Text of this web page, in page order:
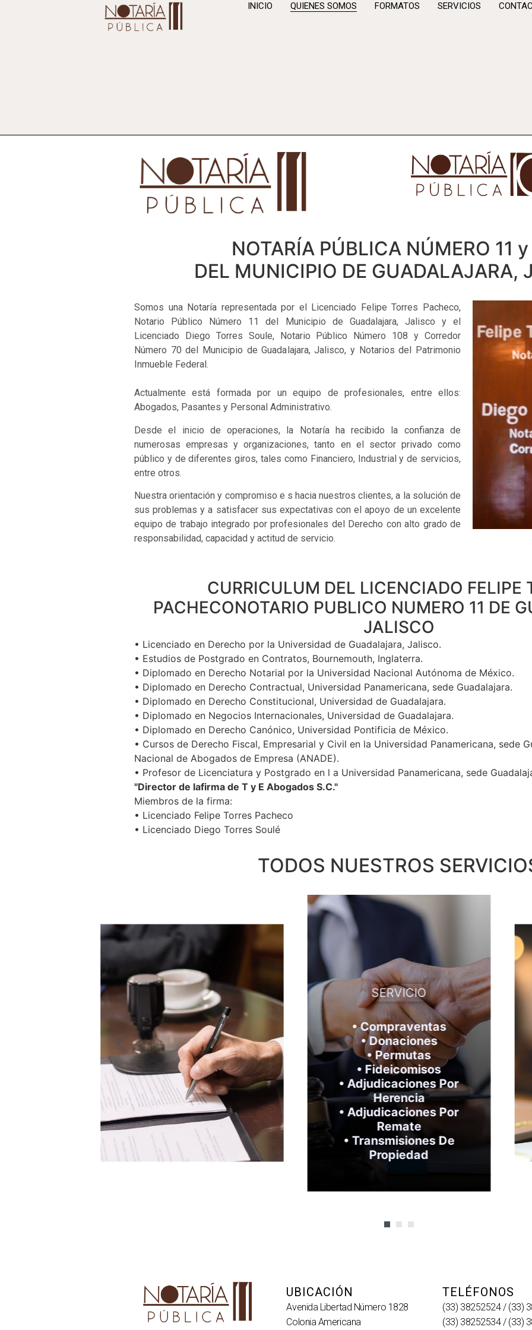
INICIO QUIENES SOMOS FORMATOS SERVICIOS
NOTARÍA PÚBLICA NÚMERO 11
DEL MUNICIPIO DE GUADALAJARA,
Somos una Notaría representada por el Licenciado Felipe Torres Pacheco,
Notario Público Número 11 del Municipio de Guadalajara, Jalisco y el
Licenciado Diego Torres Soule, Notario Público Número 108 y Corredor
Número 70 del Municipio de Guadalajara, Jalisco, y Notarios del Patrimonio
Inmueble Federal.
Actualmente está formada por un equipo de profesionales, entre ellos:
Abogados, Pasantes y Personal Administrativo.
Desde el inicio de operaciones, la Notaría ha recibido la confianza de
numerosas empresas y organizaciones, tanto en el sector privado como
público y de diferentes giros, tales como Financiero, Industrial y de servicios,
entre otros.
Nuestra orientación y compromiso e s hacia nuestros clientes, a la solución de
sus problemas y a satisfacer sus expectativas con el apoyo de un excelente
equipo de trabajo integrado por profesionales del Derecho con alto grado de
responsabilidad, capacidad y actitud de servicio.
CURRICULUM DEL LICENCIADO FELIPE
PACHECONOTARIO PUBLICO NUMERO 11 DE
JALISCO
• Licenciado en Derecho por la Universidad de Guadalajara, Jalisco.
• Estudios de Postgrado en Contratos, Bournemouth, Inglaterra.
• Diplomado en Derecho Notarial por la Universidad Nacional Autónoma de México.
• Diplomado en Derecho Contractual, Universidad Panamericana, sede Guadalajara.
• Diplomado en Derecho Constitucional, Universidad de Guadalajara.
• Diplomado en Negocios Internacionales, Universidad de Guadalajara.
• Diplomado en Derecho Canónico, Universidad Pontificia de México.
• Cursos de Derecho Fiscal, Empresarial y Civil en la Universidad Panamericana, sede
Nacional de Abogados de Empresa (ANADE).
• Profesor de Licenciatura y Postgrado en l a Universidad Panamericana, sede
"Director de lafirma de T y E Abogados S.C."
Miembros de la firma:
• Licenciado Felipe Torres Pacheco
• Licenciado Diego Torres Soulé
TODOS NUESTROS
SERVICIO
•Compraventas
• Donaciones
• Permutas
• Fideicomisos
• Adjudicaciones Por
Herencia
• Adjudicaciones Por
Remate
• Transmisiones De
Propiedad
UBICACIÓN
Avenida Libertad Número 1828
Colonia Americana
TELÉFONOS
(33) 38252524 / (33)
(33) 38252534 / (33)